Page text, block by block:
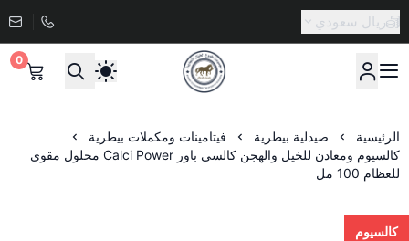
ريال سعودي
صيدلية طموح الخيال البيطرية
0
الرئيسية صيدلية بيطرية
فيتامينات ومكملات بيطرية
كالسيوم ومعادن للخيل والهجن كالسي باور Calci Power محلول مقوي
للعظام 100 مل
كالسيوم